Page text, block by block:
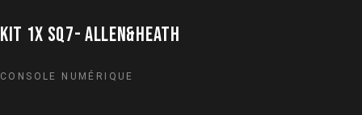
KIT 1X SQ7- ALLEN&HEATH
CONSOLE NUMÉRIQUE